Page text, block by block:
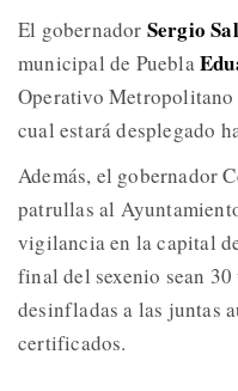
El gobernador Sergio
municipal de Puebla
Operativo Metropolitano
cual estará desplegado
Además, el gobernador
patrullas al
vigilancia en la capital
final del sexenio sean
desinfladas a las juntas
certificados.